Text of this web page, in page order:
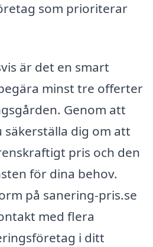
som prioriterar
är det en smart
minst tre offerter
Genom att
dig om att
pris och den
för dina behov.
på sanering-pris.se
med flera
i ditt